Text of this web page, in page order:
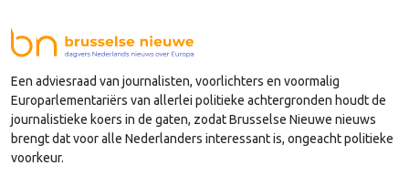
Nederlandse regio’s behoorlijk succesvol in hun
lobby in Brussel, en dat komt vooral omdat …
Continued
Een adviesraad van journalisten, voorlichters en voormalig
Europarlementariërs van allerlei politieke achtergronden houdt de
journalistieke koers in de gaten, zodat Brusselse Nieuwe nieuws
brengt dat voor alle Nederlanders interessant is, ongeacht politieke
voorkeur.